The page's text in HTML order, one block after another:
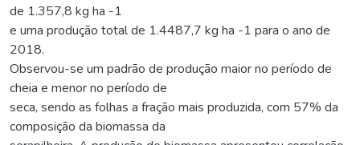
de 1.357,8 kg ha -1
e uma produção total de 1.4487,7 kg ha -1 para o ano de
2018.
Observou-se um padrão de produção maior no período de
cheia e menor no período de
seca, sendo as folhas a fração mais produzida, com 57% da
composição da biomassa da